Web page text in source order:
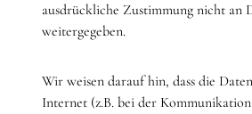
ausdrückliche Zustimmung nicht an
weitergegeben.
Wir weisen darauf hin, dass die
Internet (z.B. bei der